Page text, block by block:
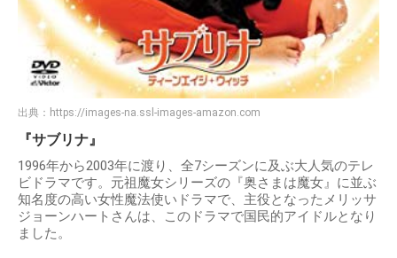
出典： https://images-na.ssl-images-amazon.com
『サブリナ』
1996年から2003年に渡り、全7シーズンに及ぶ大人気のテレ
ビドラマです。元祖魔女シリーズの『奥さまは魔女』に並ぶ
知名度の高い女性魔法使いドラマで、主役となったメリッサ
ジョーンハートさんは、このドラマで国民的アイドルとなり
ました。